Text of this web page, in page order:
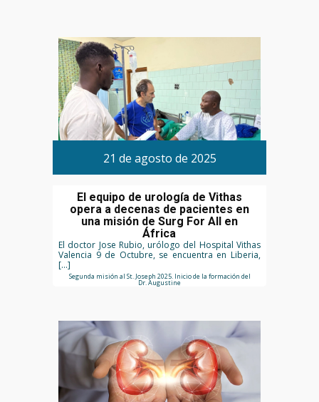
21 de agosto de 2025
El equipo de urología de Vithas
opera a decenas de pacientes en
una misión de Surg For All en
África
El doctor Jose Rubio, urólogo del Hospital Vithas
Valencia 9 de Octubre, se encuentra en Liberia,
[…]
Segunda misión al St. Joseph 2025. Inicio de la formación del
Dr. Augustine